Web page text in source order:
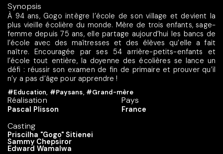
Synopsis
À 94 ans, Gogo intègre l’école de son village et devient la
plus vieille écolière du monde. Mère de trois enfants, sage-
femme depuis 75 ans, elle partage aujourd’hui les bancs de
l’école avec des maîtresses et des élèves qu’elle a fait
naître. Encouragée par ses 54 arrière-petits-enfants et
l’école tout entière, la doyenne des écolières se lance un
défi : réussir son examen de fin de primaire et prouver qu’il
n’y a pas d’âge pour apprendre !
#Education, #Paysans, #Grand-mère
Réalisation
Pascal Plisson
Casting
Priscilha "Gogo" Sitienei
Sammy Chepsiror
Edward Wamalwa
Pays
France